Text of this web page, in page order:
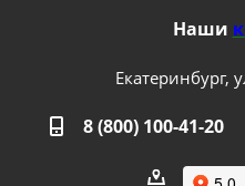
Наши
Екатеринбург,
8 (800) 100-41-20